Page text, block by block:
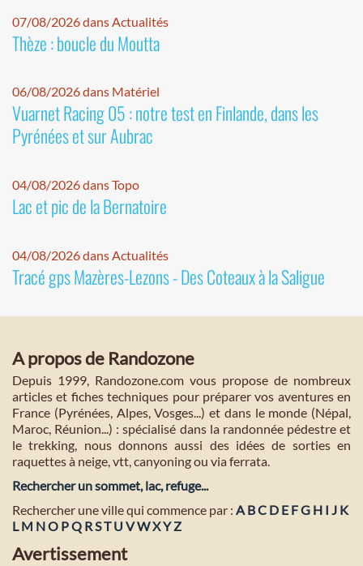
07/08/2026 dans Actualités
Thèze : boucle du Moutta
06/08/2026 dans Matériel
Vuarnet Racing 05 : notre test en Finlande, dans les
Pyrénées et sur Aubrac
04/08/2026 dans Topo
Lac et pic de la Bernatoire
04/08/2026 dans Actualités
Tracé gps Mazères-Lezons - Des Coteaux à la Saligue
A propos de Randozone
Depuis 1999, Randozone.com vous propose de nombreux
articles et fiches techniques pour préparer vos aventures en
France (Pyrénées, Alpes, Vosges...) et dans le monde (Népal,
Maroc, Réunion...) : spécialisé dans la randonnée pédestre et
le trekking, nous donnons aussi des idées de sorties en
raquettes à neige, vtt, canyoning ou via ferrata.
Rechercher un sommet, lac, refuge...
Rechercher une ville qui commence par : A BC D E FG H I J K
L M NO PQ R ST U VWXY Z
Avertissement